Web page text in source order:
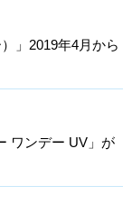
」2019年4月から
ワンデー UV」が